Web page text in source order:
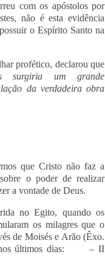
com os apóstolos por
não é esta evidência
o Espírito Santo na
profético, declarou que
surgiria um grande
da verdadeira obra
que Cristo não faz a
o poder de realizar
a vontade de Deus.
no Egito, quando os
os milagres que o
de Moisés e Arão (Êxo.
nos últimos dias: – II